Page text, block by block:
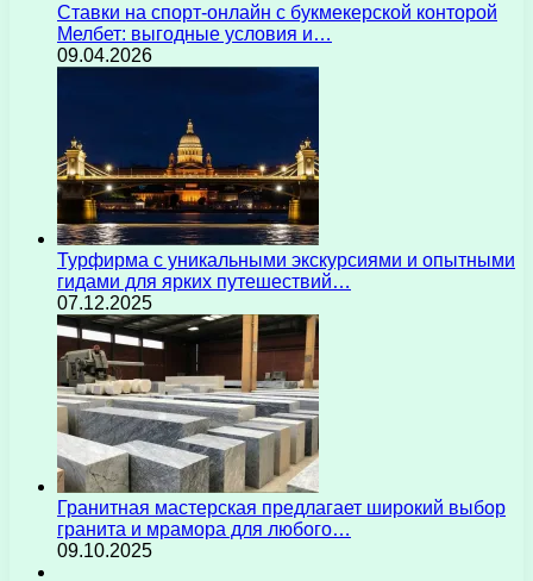
Ставки на спорт-онлайн с букмекерской конторой
Мелбет: выгодные условия и…
09.04.2026
Турфирма с уникальными экскурсиями и опытными
гидами для ярких путешествий…
07.12.2025
Гранитная мастерская предлагает широкий выбор
гранита и мрамора для любого…
09.10.2025